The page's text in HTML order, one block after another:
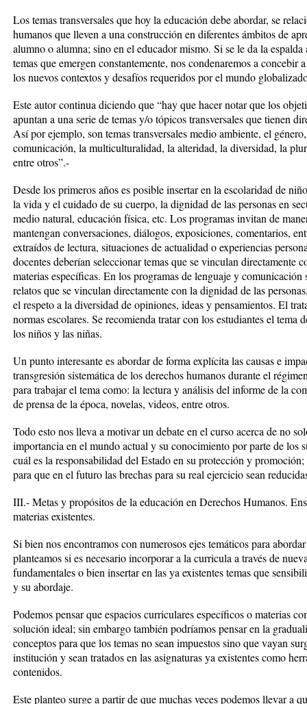
Los temas transversales que hoy la educación debe abordar, se
humanos que lleven a una construcción en diferentes ámbitos de
alumno o alumna; sino en el educador mismo. Si se le da la
temas que emergen constantemente, nos condenaremos a concebir
los nuevos contextos y desafíos requeridos por el mundo
Este autor continua diciendo que “hay que hacer notar que los
apuntan a una serie de temas y/o tópicos transversales que tienen
Así por ejemplo, son temas transversales medio ambiente, el
comunicación, la multiculturalidad, la alteridad, la diversidad, la
entre otros”.-
Desde los primeros años es posible insertar en la escolaridad de
la vida y el cuidado de su cuerpo, la dignidad de las personas en
medio natural, educación física, etc. Los programas invitan de
mantengan conversaciones, diálogos, exposiciones, comentarios,
extraídos de lectura, situaciones de actualidad o experiencias
docentes deberían seleccionar temas que se vinculan directamente
materias específicas. En los programas de lenguaje y
relatos que se vinculan directamente con la dignidad de las
el respeto a la diversidad de opiniones, ideas y pensamientos. El
normas escolares. Se recomienda tratar con los estudiantes el tema
los niños y las niñas.
Un punto interesante es abordar de forma explícita las causas e
transgresión sistemática de los derechos humanos durante el
para trabajar el tema como: la lectura y análisis del informe de la
de prensa de la época, novelas, videos, entre otros.
Todo esto nos lleva a motivar un debate en el curso acerca de no
importancia en el mundo actual y su conocimiento por parte de los
cuál es la responsabilidad del Estado en su protección y
para que en el futuro las brechas para su real ejercicio sean
III.- Metas y propósitos de la educación en Derechos Humanos.
materias existentes.
Si bien nos encontramos con numerosos ejes temáticos para
planteamos si es necesario incorporar a la curricula a través de
fundamentales o bien insertar en las ya existentes temas que
y su abordaje.
Podemos pensar que espacios curriculares específicos o materias
solución ideal; sin embargo también podríamos pensar en la
conceptos para que los temas no sean impuestos sino que vayan
institución y sean tratados en las asignaturas ya existentes como
contenidos.
Este planteo surge a partir de que muchas veces podemos llevar a